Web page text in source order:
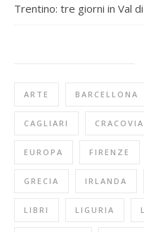
Trentino: tre giorni in Val
ARTE BARCELLONA
CAGLIARI CRACOVIA
EUROPA FIRENZE
GRECIA IRLANDA
LIBRI LIGURIA